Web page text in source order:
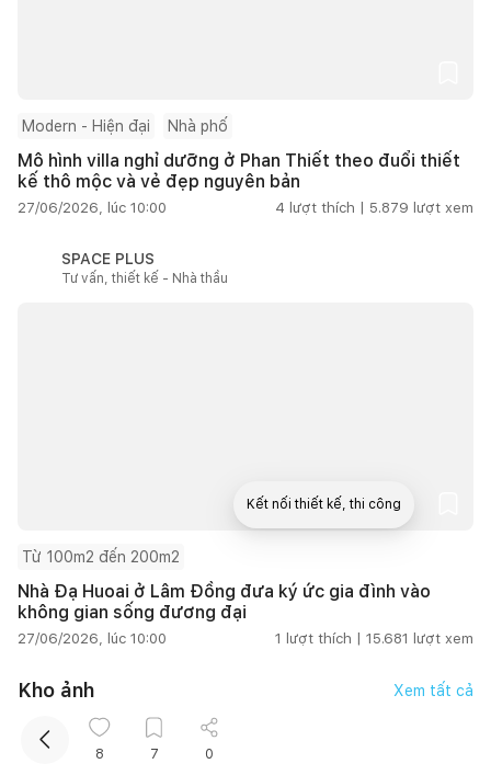
Modern - Hiện đại Nhà phố
Mô hình villa nghỉ dưỡng ở Phan Thiết theo đuổi thiết
kế thô mộc và vẻ đẹp nguyên bản
27/06/2026, lúc 10:00 4 lượt thích | 5.879 lượt xem
SPACE PLUS
Tư vấn, thiết kế - Nhà thầu
Từ 100m2 đến 200m2
Nhà Đạ Huoai ở Lâm Đồng đưa ký ức gia đình vào
không gian sống đương đại
27/06/2026, lúc 10:00 1 lượt thích | 15.681 lượt xem
Kho ảnh Xem tất cả
8 7 0
Kết nối thiết kế, thi công